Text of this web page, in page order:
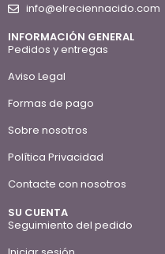
info@elreciennacido.com
INFORMACIÓN GENERAL
Pedidos y entregas
Aviso Legal
Formas de pago
Sobre nosotros
Política Privacidad
Contacte con nosotros
SU CUENTA
Seguimiento del pedido